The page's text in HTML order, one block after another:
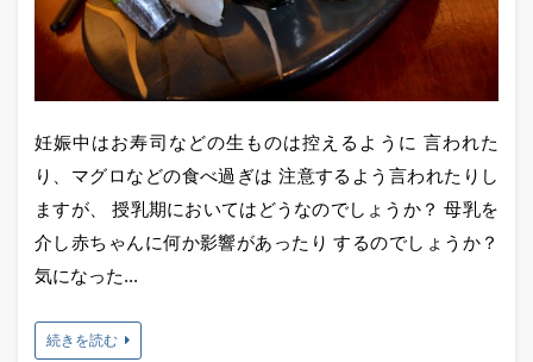
妊娠中はお寿司などの生ものは控えるように 言われた
り、マグロなどの食べ過ぎは 注意するよう言われたりし
ますが、 授乳期においてはどうなのでしょうか？ 母乳を
介し赤ちゃんに何か影響があったり するのでしょうか？
気になった...
続きを読む